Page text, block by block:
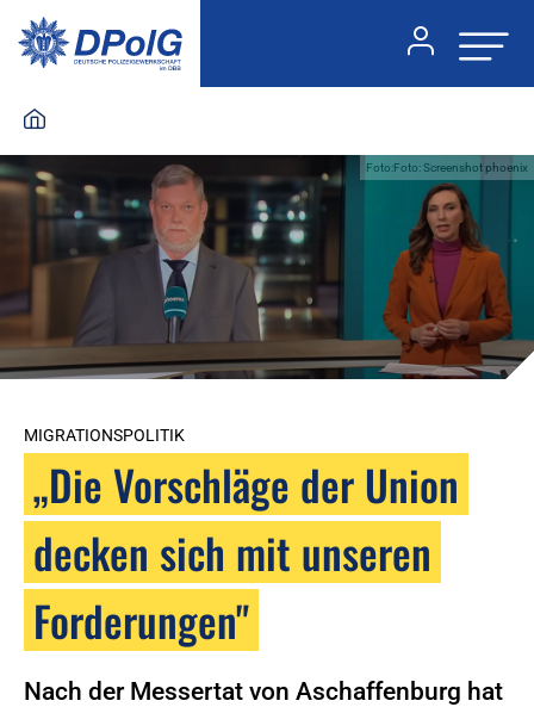
Foto:Foto: Screenshot phoenix
MIGRATIONSPOLITIK
„Die Vorschläge der Union
decken sich mit unseren
Forderungen"
Nach der Messertat von Aschaffenburg hat